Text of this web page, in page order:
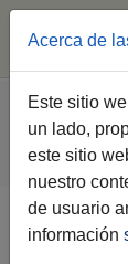
Saltar alEstás aquí:
Jerez.es
Agenda
Evento
Acerca de
Este sitio
un lado,
este sitio
nuestro
de usuario
información